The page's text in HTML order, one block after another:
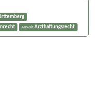
AnwaltArzthaftungsrecht